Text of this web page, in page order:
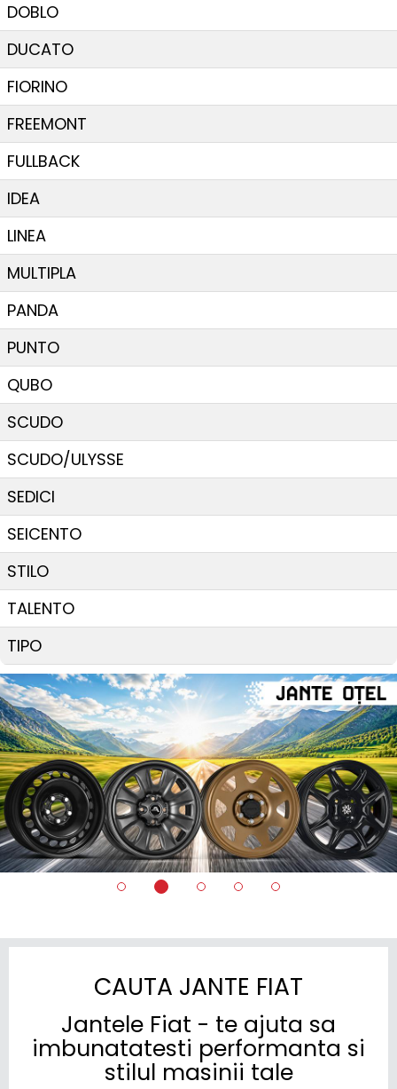
DOBLO
DUCATO
FIORINO
FREEMONT
FULLBACK
IDEA
LINEA
MULTIPLA
PANDA
PUNTO
QUBO
SCUDO
SCUDO/ULYSSE
SEDICI
SEICENTO
STILO
TALENTO
TIPO
CAUTA JANTE FIAT
Jantele Fiat - te ajuta sa
imbunatatesti performanta si
stilul masinii tale